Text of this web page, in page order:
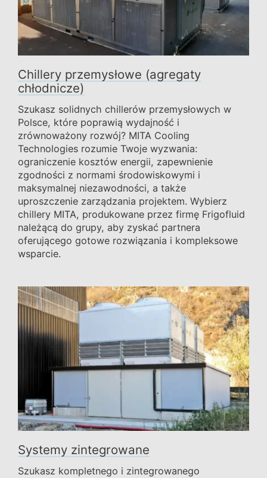
Chillery przemysłowe (agregaty
chłodnicze)
Szukasz solidnych chillerów przemysłowych w
Polsce, które poprawią wydajność i
zrównoważony rozwój? MITA Cooling
Technologies rozumie Twoje wyzwania:
ograniczenie kosztów energii, zapewnienie
zgodności z normami środowiskowymi i
maksymalnej niezawodności, a także
uproszczenie zarządzania projektem. Wybierz
chillery MITA, produkowane przez firmę Frigofluid
należącą do grupy, aby zyskać partnera
oferującego gotowe rozwiązania i kompleksowe
wsparcie.
Systemy zintegrowane
Szukasz kompletnego i zintegrowanego